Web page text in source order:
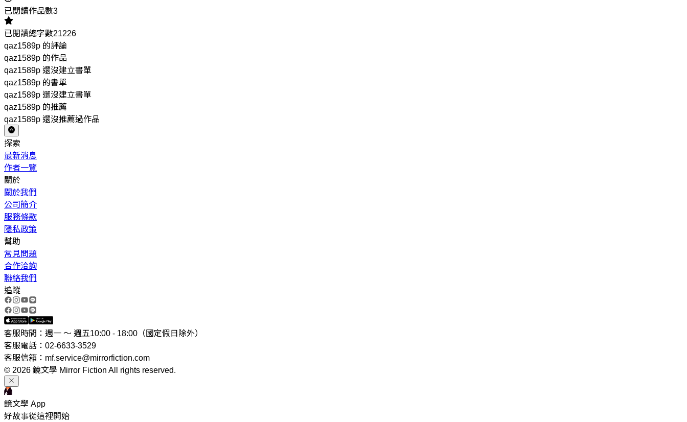
已閱讀作品數3
已閱讀總字數21226
qaz1589p 的評論
qaz1589p 的作品
qaz1589p 還沒建立書單
qaz1589p 的書單
qaz1589p 還沒建立書單
qaz1589p 的推薦
qaz1589p 還沒推薦過作品
探索
最新消息
作者一覽
關於
關於我們
公司簡介
服務條款
隱私政策
幫助
常見問題
合作洽詢
聯絡我們
追蹤
客服時間：週一 ～ 週五10:00 - 18:00（國定假日除外）
客服電話：02-6633-3529
客服信箱：mf.service@mirrorfiction.com
© 2026 鏡文學 Mirror Fiction All rights reserved.
鏡文學 App
好故事從這裡開始